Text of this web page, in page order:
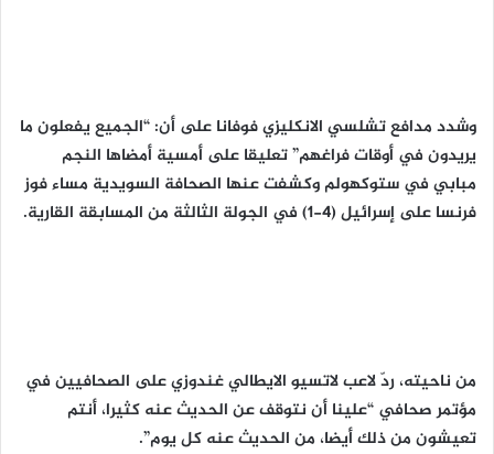
وشدد مدافع تشلسي الانكليزي فوفانا على أن: “الجميع يفعلون ما
يريدون في أوقات فراغهم” تعليقا على أمسية أمضاها النجم
مبابي في ستوكهولم وكشفت عنها الصحافة السويدية مساء فوز
فرنسا على إسرائيل (4-1) في الجولة الثالثة من المسابقة القارية.
من ناحيته، ردّ لاعب لاتسيو الايطالي غندوزي على الصحافيين في
مؤتمر صحافي “علينا أن نتوقف عن الحديث عنه كثيرا، أنتم
تعيشون من ذلك أيضا، من الحديث عنه كل يوم”.